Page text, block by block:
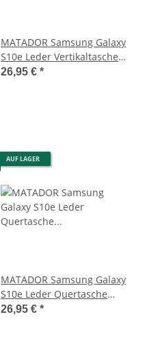
MATADOR Samsung Galaxy
S10e Leder Vertikaltasche
Clip Braun
26,95 € *
AUF LAGER
MATADOR Samsung Galaxy
S10e Leder Quertasche
verschließbar Braun
26,95 € *